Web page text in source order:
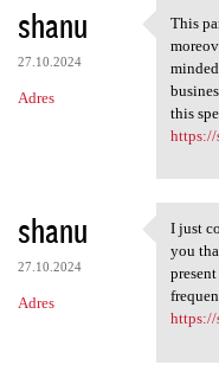
shanu
27.10.2024
Adres
This
This
this
https://
shanu
27.10.2024
Adres
I just
I just
you
https://